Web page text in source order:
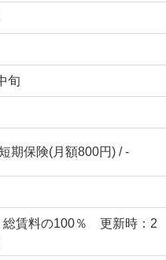
旬
期保険(月額800円) / -
総賃料の100％ 更新時：2